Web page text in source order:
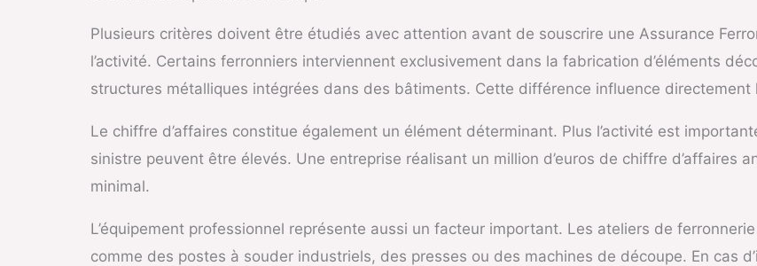
Plusieurs critères doivent être étudiés avec attention avant de souscrire une Assurance
l’activité. Certains ferronniers interviennent exclusivement dans la fabrication d’éléments
structures métalliques intégrées dans des bâtiments. Cette différence influence directement
Le chiffre d’affaires constitue également un élément déterminant. Plus l’activité est
sinistre peuvent être élevés. Une entreprise réalisant un million d’euros de chiffre d’affaires
minimal.
L’équipement professionnel représente aussi un facteur important. Les ateliers de
comme des postes à souder industriels, des presses ou des machines de découpe. En cas